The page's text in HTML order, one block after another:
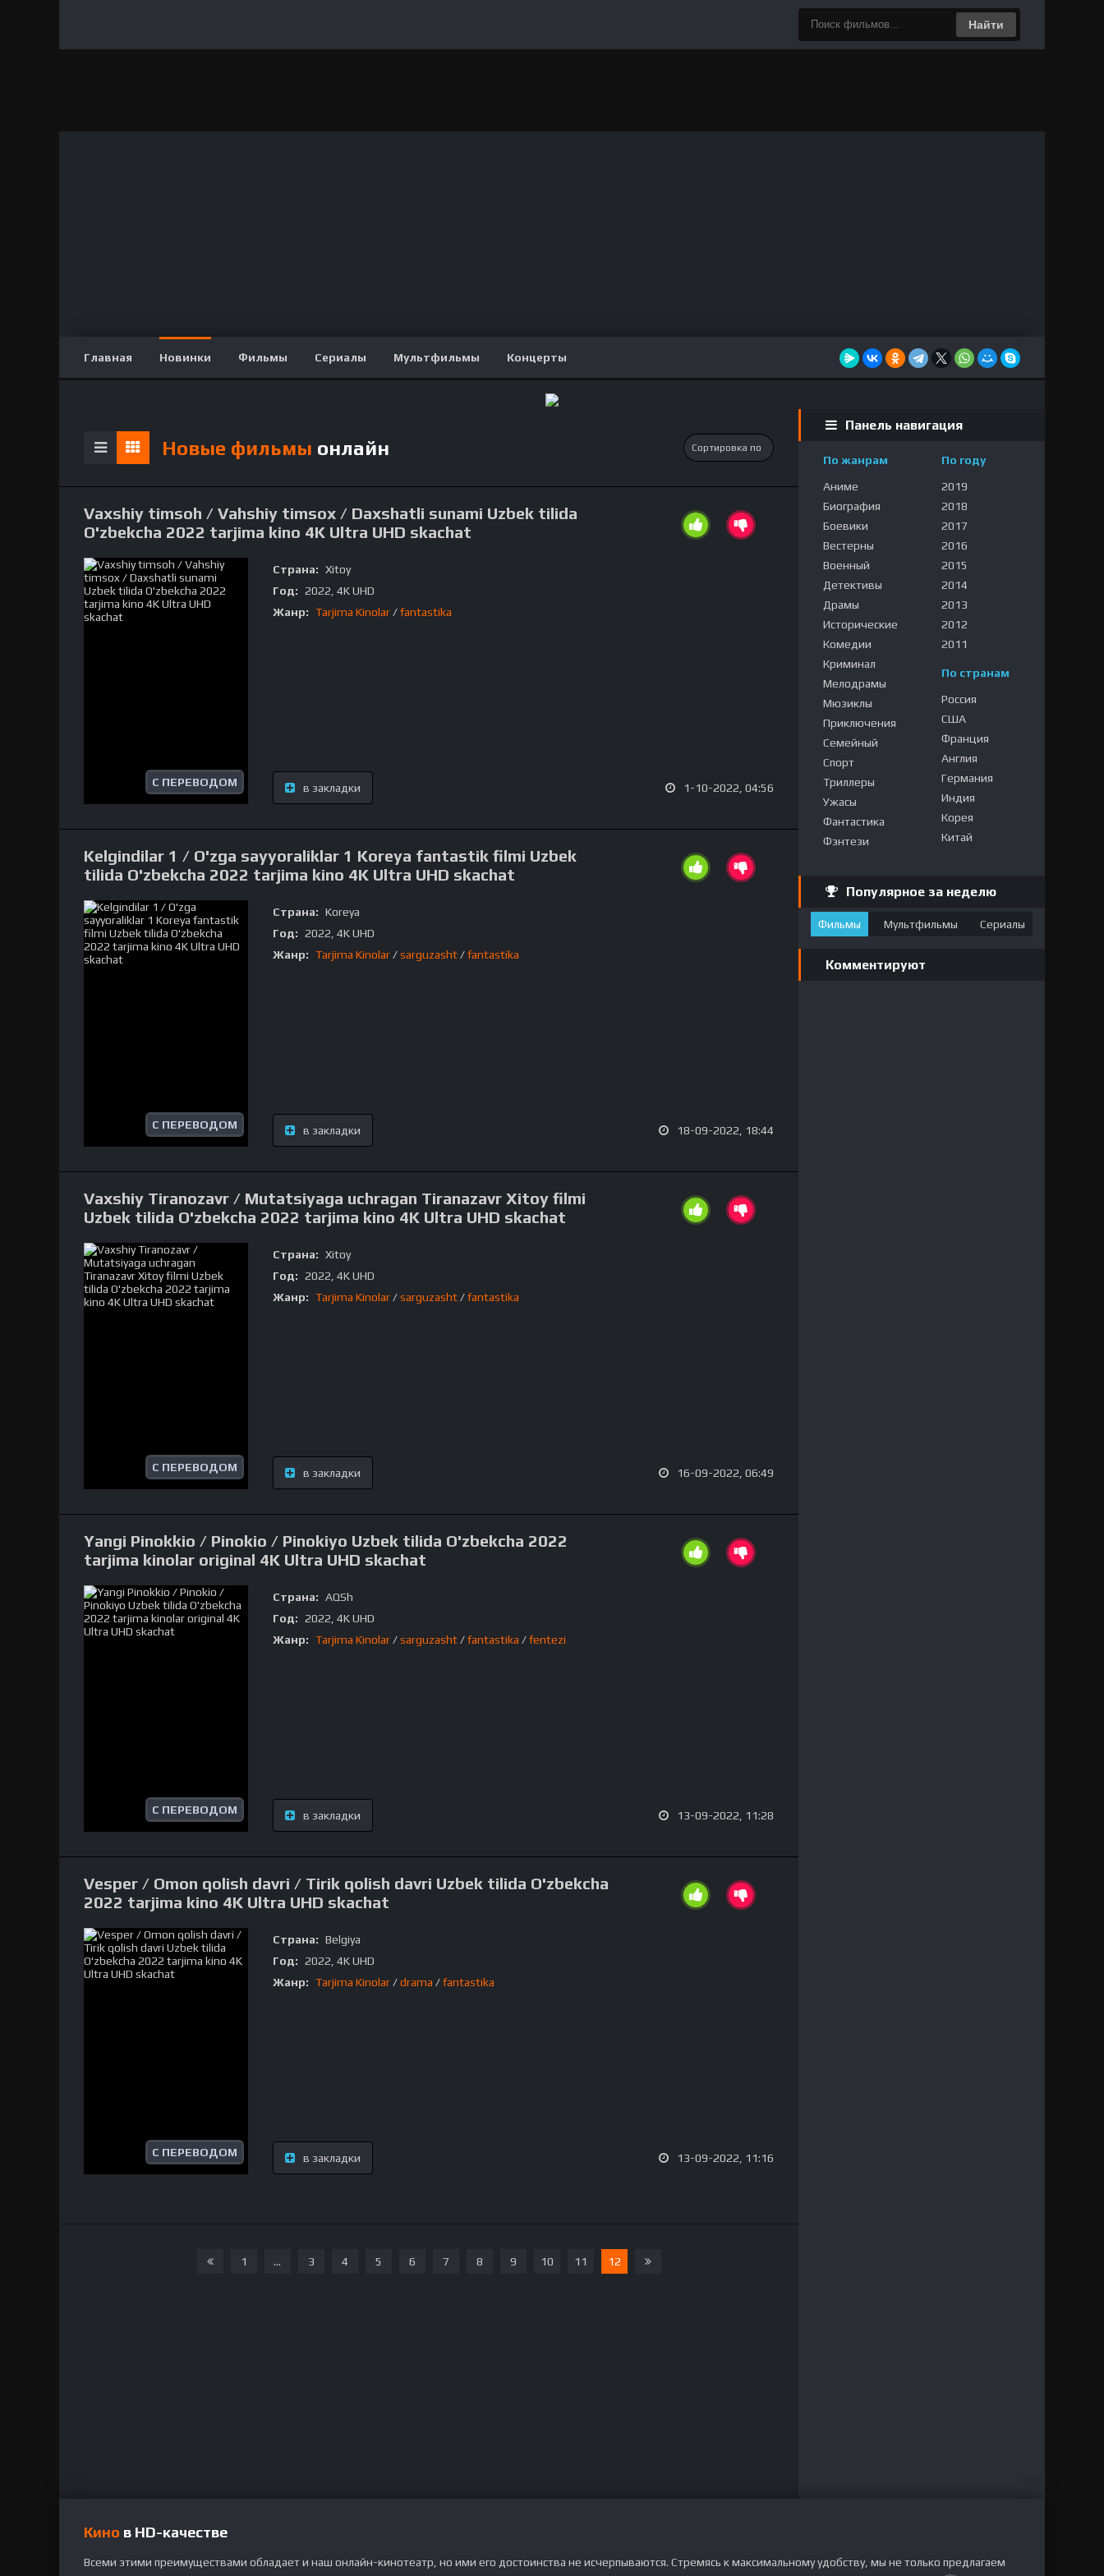
Найти
Главная Новинки Фильмы Сериалы Мультфильмы Концерты
Новые фильмы онлайн
Vaxshiy timsoh / Vahshiy timsox / Daxshatli sunami Uzbek tilida
O'zbekcha 2022 tarjima kino 4K Ultra UHD skachat
Страна: Xitoy
Год: 2022, 4K UHD
Жанр: Tarjima Kinolar /fantastika
в закладки 1-10-2022, 04:56
С ПЕРЕВОДОМ
Kelgindilar 1 / O'zga sayyoraliklar 1 Koreya fantastik filmi Uzbek
tilida O'zbekcha 2022 tarjima kino 4K Ultra UHD skachat
Страна: Koreya
Год: 2022, 4K UHD
Жанр: Tarjima Kinolar /sarguzasht /fantastika
в закладки 18-09-2022, 18:44
С ПЕРЕВОДОМ
Vaxshiy Tiranozavr / Mutatsiyaga uchragan Tiranazavr Xitoy filmi
Uzbek tilida O'zbekcha 2022 tarjima kino 4K Ultra UHD skachat
Страна: Xitoy
Год: 2022, 4K UHD
Жанр: Tarjima Kinolar /sarguzasht /fantastika
в закладки 16-09-2022, 06:49
С ПЕРЕВОДОМ
Yangi Pinokkio / Pinokio / Pinokiyo Uzbek tilida O'zbekcha 2022
tarjima kinolar original 4K Ultra UHD skachat
Страна: AQSh
Год: 2022, 4K UHD
Жанр: Tarjima Kinolar /sarguzasht /fantastika /fentezi
в закладки 13-09-2022, 11:28
С ПЕРЕВОДОМ
Vesper / Omon qolish davri / Tirik qolish davri Uzbek tilida O'zbekcha
2022 tarjima kino 4K Ultra UHD skachat
Страна: Belgiya
Год: 2022, 4K UHD
Жанр: Tarjima Kinolar /drama /fantastika
в закладки 13-09-2022, 11:16
С ПЕРЕВОДОМ
1 ... 3 4 5 6 7 8 9 10 11 12
Панель навигация
По жанрам
Аниме
Биография
Боевики
Вестерны
Военный
Детективы
Драмы
Исторические
Комедии
Криминал
Мелодрамы
Мюзиклы
Приключения
Семейный
Спорт
Триллеры
Ужасы
Фантастика
Фэнтези
По году
2019
2018
2017
2016
2015
2014
2013
2012
2011
По странам
Россия
США
Франция
Англия
Германия
Индия
Корея
Китай
Популярное за неделю
Фильмы Мультфильмы Сериалы
Комментируют
Кино в HD-качестве
Всеми этими преимуществами обладает и наш онлайн-кинотеатр, но ими его достоинства не исчерпываются. Стремясь к максимальному удобству, мы не только предлагаем